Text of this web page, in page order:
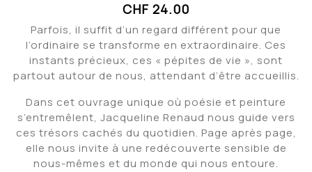
CHF 24.00
Parfois, il suffit d’un regard différent pour que
l’ordinaire se transforme en extraordinaire. Ces
instants précieux, ces « pépites de vie », sont
partout autour de nous, attendant d’être accueillis.
Dans cet ouvrage unique où poésie et peinture
s’entremêlent, Jacqueline Renaud nous guide vers
ces trésors cachés du quotidien. Page après page,
elle nous invite à une redécouverte sensible de
nous-mêmes et du monde qui nous entoure.